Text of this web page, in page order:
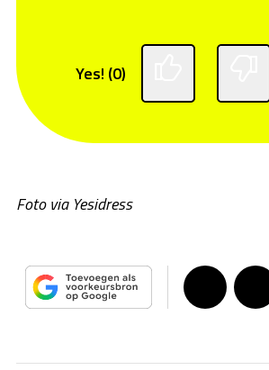
Yes! (0)
Foto via Yesidress